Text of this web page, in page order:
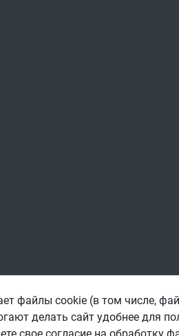
файлы cookie (в том числе,
делать сайт удобнее для